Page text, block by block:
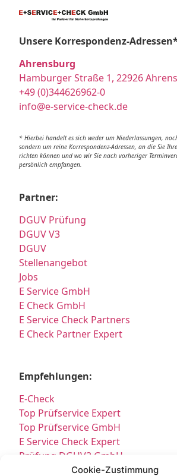
Cookie-Zustimmung
Unsere Korrespondenz-
Ahrensburg
Hamburger Straße 1, 22926
+49 (0)344626962-0
info@e-service-check.de
* Hierbei handelt es sich weder um Niederlassungen,
sondern um reine Korrespondenz-Adressen, an die Sie
richten können und wo wir Sie nach vorheriger
persönlich empfangen.
Partner:
DGUV Prüfung
DGUV V3
DGUV
Stellenangebot
Jobs
E Service GmbH
E Check GmbH
E Service Check Partners
E Check Partner Expert
Empfehlungen:
E-Check
Top Prüfservice Expert
Top Prüfservice GmbH
E Service Check Expert
Prüfung DGUV3 GmbH
Sicherheitsprüfungen Partners